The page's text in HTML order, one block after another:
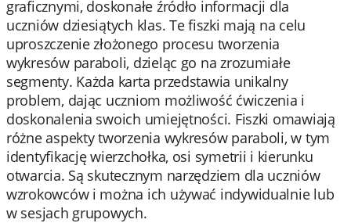
graficznymi, doskonałe źródło informacji dla
uczniów dziesiątych klas. Te fiszki mają na celu
uproszczenie złożonego procesu tworzenia
wykresów paraboli, dzieląc go na zrozumiałe
segmenty. Każda karta przedstawia unikalny
problem, dając uczniom możliwość ćwiczenia i
doskonalenia swoich umiejętności. Fiszki omawiają
różne aspekty tworzenia wykresów paraboli, w tym
identyfikację wierzchołka, osi symetrii i kierunku
otwarcia. Są skutecznym narzędziem dla uczniów
wzrokowców i można ich używać indywidualnie lub
w sesjach grupowych.